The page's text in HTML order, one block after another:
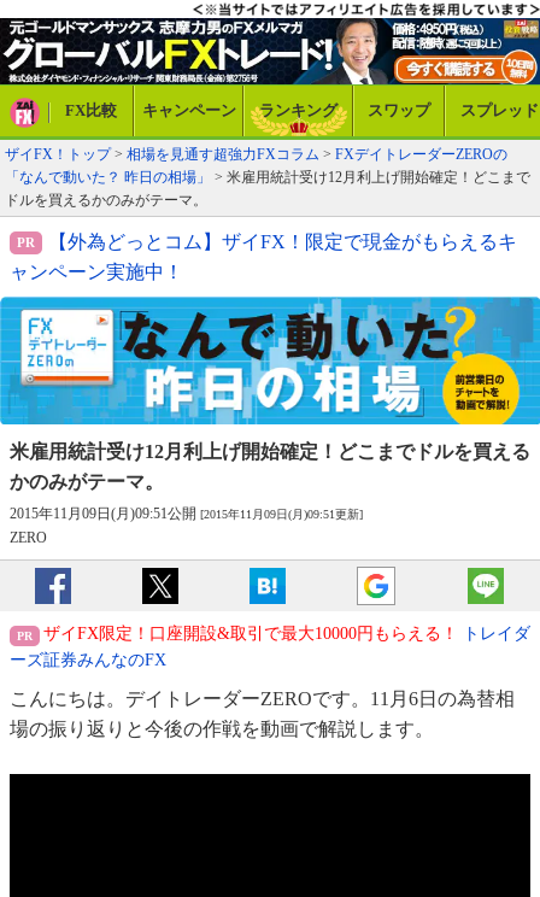
FX比較 キャンペーン ランキング スワップ スプレッド
ザイFX！トップ> 相場を見通す超強力FXコラム > FXデイトレーダーZEROの
「なんで動いた？ 昨日の相場」
> 米雇用統計受け12月利上げ開始確定！どこまで
ドルを買えるかのみがテーマ。
【外為どっとコム】ザイFX！限定で現金がもらえるキ
ャンペーン実施中！
米雇用統計受け12月利上げ開始確定！ どこまでドルを買える
かのみがテーマ。
2015年11月09日(月)09:51公開 [2015年11月09日(月)09:51更新]
ZERO
ザイFX限定！口座開設&取引で最大10000円もらえる！
トレイダ
ーズ証券みんなのFX
こんにちは。デイトレーダーZEROです。11月6日の為替相
場の振り返りと今後の作戦を動画で解説します。